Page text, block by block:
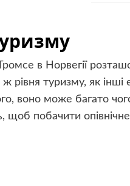
в Норвегії
рівня туризму, як
воно може багато
щоб побачити